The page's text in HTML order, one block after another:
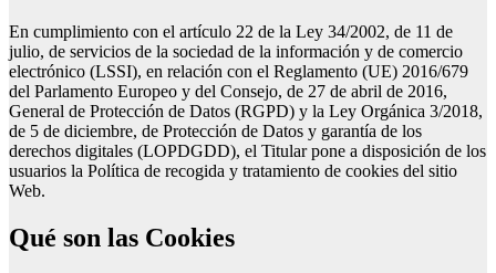
En cumplimiento con el artículo 22 de la Ley 34/2002, de 11 de
julio, de servicios de la sociedad de la información y de comercio
electrónico (LSSI), en relación con el Reglamento (UE) 2016/679
del Parlamento Europeo y del Consejo, de 27 de abril de 2016,
General de Protección de Datos (RGPD) y la Ley Orgánica 3/2018,
de 5 de diciembre, de Protección de Datos y garantía de los
derechos digitales (LOPDGDD), el Titular pone a disposición de los
usuarios la Política de recogida y tratamiento de cookies del sitio
Web.
Qué son las Cookies